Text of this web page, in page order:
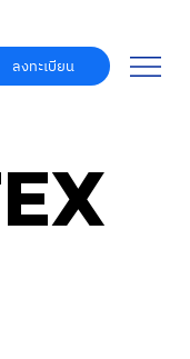
ลงทะเบียน